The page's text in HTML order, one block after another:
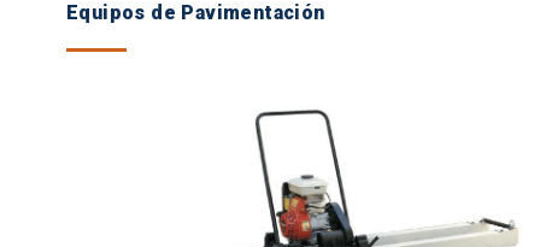
Equipos de Pavimentación